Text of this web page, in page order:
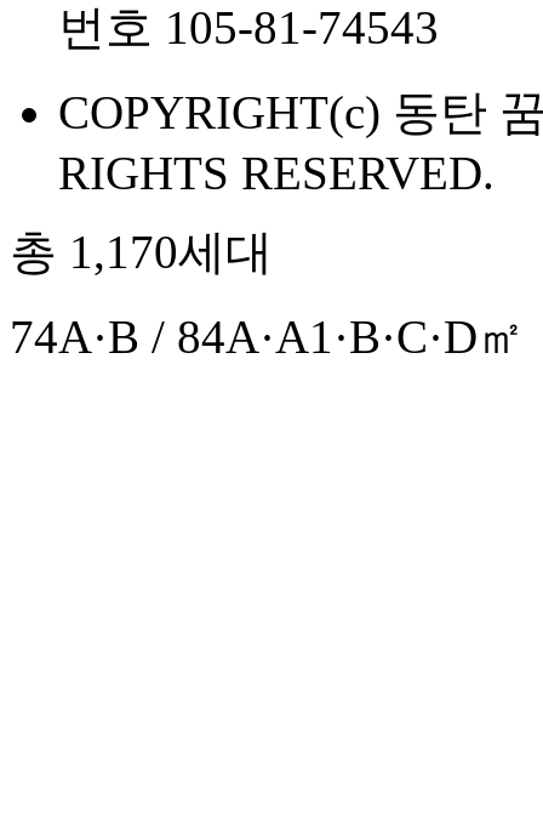
번호 105-81-74543
COPYRIGHT(c) 동탄
RIGHTS RESERVED.
총 1,170세대
74A·B / 84A·A1·B·C·D㎡